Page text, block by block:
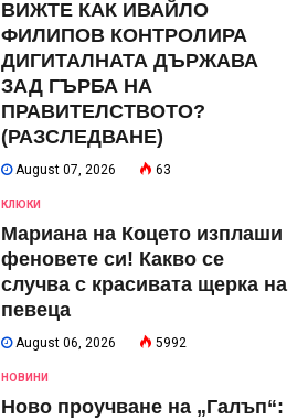
ВИЖТЕ КАК ИВАЙЛО
ФИЛИПОВ КОНТРОЛИРА
ДИГИТАЛНАТА ДЪРЖАВА
ЗАД ГЪРБА НА
ПРАВИТЕЛСТВОТО?
(РАЗСЛЕДВАНЕ)
August 07, 2026 63
КЛЮКИ
Мариана на Коцето изплаши
феновете си! Какво се
случва с красивата щерка на
певеца
August 06, 2026 5992
НОВИНИ
Ново проучване на „Галъп“: